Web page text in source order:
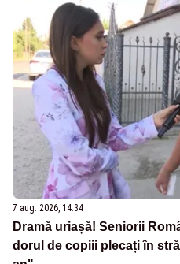
7 aug. 2026, 14:34
Dramă uriașă! Seniorii
dorul de copiii plecați în